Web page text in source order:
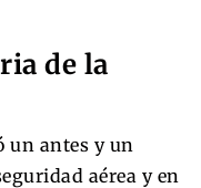
de la
un antes y un
aérea y en